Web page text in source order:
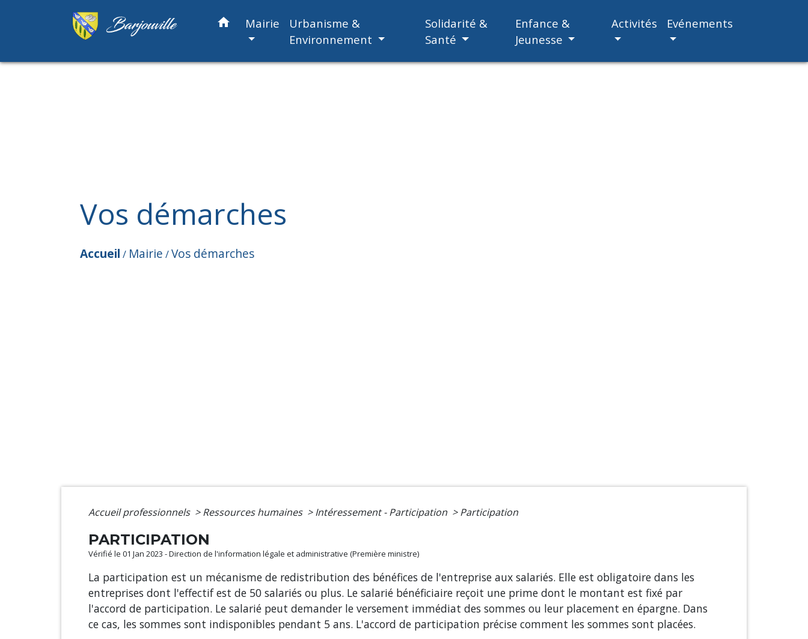
home Mairie
Urbanisme &
Environnement
Solidarité &
Santé
Enfance &
Jeunesse
Activités Evénements
Vos démarches
Accueil / Mairie /Vos démarches
Accueil professionnels > Ressources humaines > Intéressement - Participation > Participation
PARTICIPATION
Vérifié le 01 Jan 2023 - Direction de l'information légale et administrative (Première ministre)
La participation est un mécanisme de redistribution des bénéfices de l'entreprise aux salariés. Elle est obligatoire dans les
entreprises dont l'effectif est de 50 salariés ou plus. Le salarié bénéficiaire reçoit une prime dont le montant est fixé par
l'accord de participation. Le salarié peut demander le versement immédiat des sommes ou leur placement en épargne. Dans
ce cas, les sommes sont indisponibles pendant 5 ans. L'accord de participation précise comment les sommes sont placées.